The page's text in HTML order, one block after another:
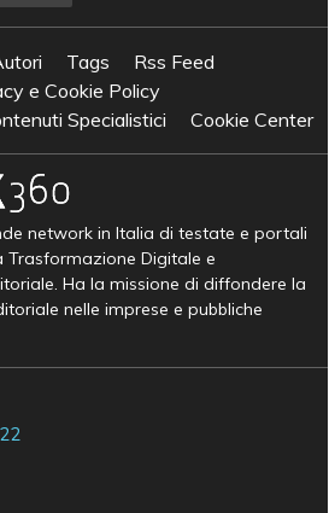
Tags
Rss Feed
e Cookie Policy
Specialistici
Cookie Center
network in Italia di testate e portali
Trasformazione Digitale e
Ha la missione di diffondere la
nelle imprese e pubbliche